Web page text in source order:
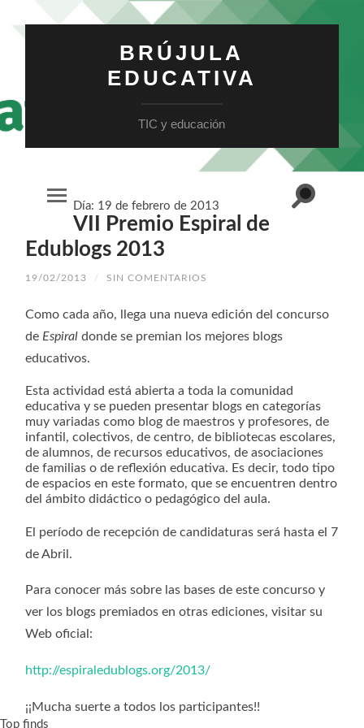
BRÚJULA
EDUCATIVA
TIC y educación
Alternar
móvil
Alternar
el
Día: 19 de febrero de 2013
VII Premio Espiral de
Edublogs 2013
19/02/2013 / SIN COMENTARIOS
Como cada año, llega una nueva edición del concurso
de Espiraldonde se premian los mejores blogs
educativos.
Esta actividad está abierta a toda la comunidad
educativa y se pueden presentar blogs en categorías
muy variadas como blog de maestros y profesores, de
infantil, colectivos, de centro, de bibliotecas escolares,
de alumnos, de recursos educativos, de asociaciones
de familias o de reflexión educativa. Es decir, todo tipo
de espacios en este formato, que se encuentren dentro
del ámbito didáctico o pedagógico del aula.
El período de recepción de candidaturas será hasta el 7
de Abril.
Para conocer más sobre las bases de este concurso y
ver los blogs premiados en otras ediciones, visitar su
Web oficial:
http://espiraledublogs.org/2013/
¡¡Mucha suerte a todos los participantes!!
Top finds